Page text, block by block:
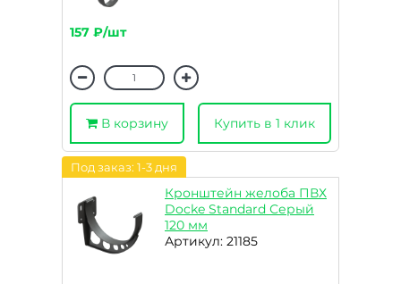
157 ₽/шт
В корзину Купить в 1 клик
Под заказ: 1-3 дня
Кронштейн желоба ПВХ
Docke Standard Серый
120 мм
Артикул: 21185